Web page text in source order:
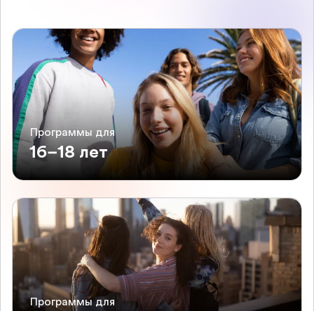
Программы для
16–18 лет
Программы для